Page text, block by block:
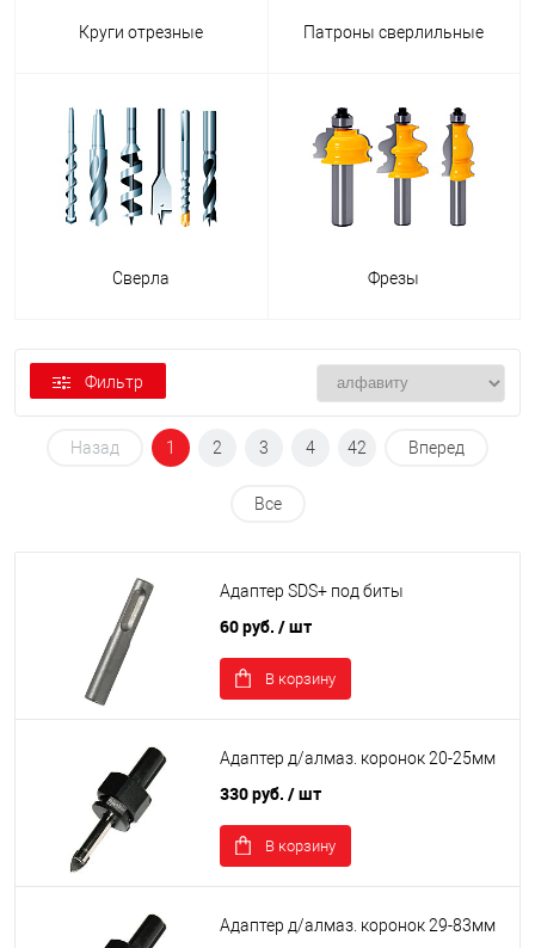
Круги отрезные Патроны сверлильные
Сверла Фрезы
Фильтр
Назад 1 2 3 4 42 Вперед
Все
Адаптер SDS+ под биты
60 руб. / шт
В корзину
Адаптер д/алмаз. коронок 20-25мм
330 руб. / шт
В корзину
Адаптер д/алмаз. коронок 29-83мм